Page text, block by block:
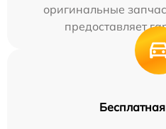
оригинальные
предоставляет